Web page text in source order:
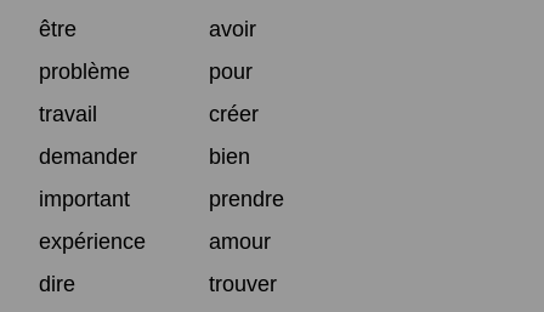
être
avoir
problème
pour
travail
créer
demander
bien
important
prendre
expérience
amour
dire
trouver